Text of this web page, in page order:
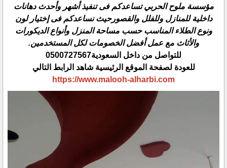
مؤسسة ملوح الحربي تساعدكم فى تنفيذ أشهر وأحدث دهانات
داخلية للمنازل وللفلل والقصورحيث نساعدكم فى إختيار ‏لون
ونوع الطلاء المناسب حسب مساحة المنزل وأنواع الديكورات
والأثاث مع عمل أفضل الخصومات لكل المستخدمين.‏
‏للتواصل من داخل السعودية‎ 0500727567‎‏
للعودة لصفحة الموقع الرئيسية شاهد الرابط التالي
https://www.malooh-alharbi.com